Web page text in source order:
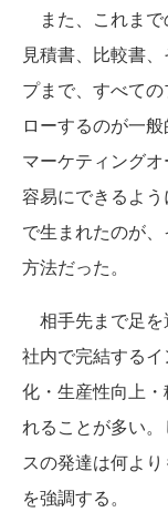
また、これまで
見積書、比較書
プまで、すべて
ローするのが一
マーケティング
容易にできるよ
で生まれたのが
方法だった。
相手先まで足を
社内で完結する
化・生産性向上
れることが多い
スの発達は何よ
を強調する。